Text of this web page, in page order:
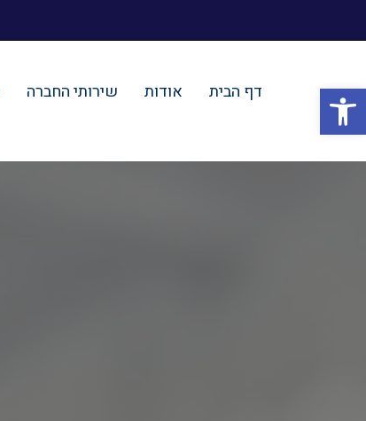
פתח סרגל נגישות דף הבית אודות שירותי החברה